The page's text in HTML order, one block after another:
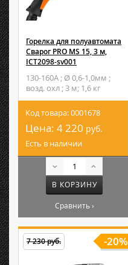
Горелка для полуавтомата
Сварог PRO MS 15, 3 м,
ICT2098-sv001
130-160А ; Ø 0,6-1,0мм ;
возд. охл ; 3 м; 1,6 кг
Код товара: 0001678
Цена: 4 220 руб.
Есть в наличии
В КОРЗИНУ
Сравнить ›
-20%
7 230 руб.